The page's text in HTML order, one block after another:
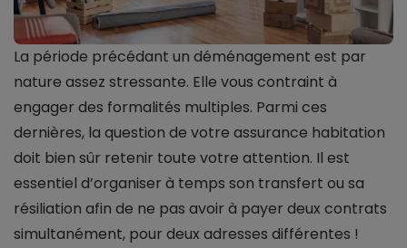
La période précédant un déménagement est par
nature assez stressante. Elle vous contraint à
engager des formalités multiples. Parmi ces
dernières, la question de votre assurance habitation
doit bien sûr retenir toute votre attention. Il est
essentiel d’organiser à temps son transfert ou sa
résiliation afin de ne pas avoir à payer deux contrats
simultanément, pour deux adresses différentes !